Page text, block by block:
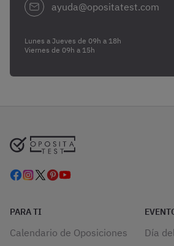
ayuda@opositatest.com
Lunes a Jueves de 09h a 18h
Viernes de 09h a 15h